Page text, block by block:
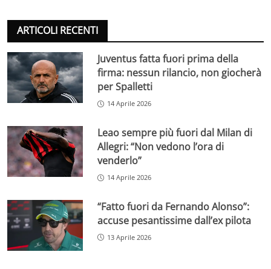
ARTICOLI RECENTI
Juventus fatta fuori prima della
firma: nessun rilancio, non giocherà
per Spalletti
14 Aprile 2026
Leao sempre più fuori dal Milan di
Allegri: “Non vedono l’ora di
venderlo”
14 Aprile 2026
“Fatto fuori da Fernando Alonso”:
accuse pesantissime dall’ex pilota
13 Aprile 2026